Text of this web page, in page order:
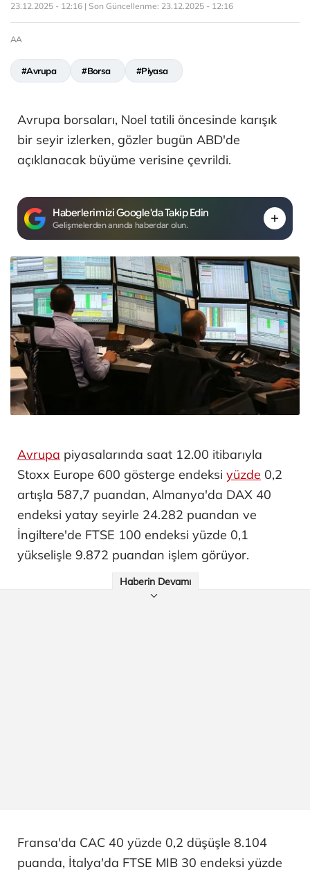
23.12.2025 - 12:16 | Son Güncellenme: 23.12.2025 - 12:16
AA
#Avrupa #Borsa #Piyasa
Avrupa borsaları, Noel tatili öncesinde karışık
bir seyir izlerken, gözler bugün ABD'de
açıklanacak büyüme verisine çevrildi.
Haberlerimizi Google'da Takip Edin
Gelişmelerden anında haberdar olun.
Avrupa piyasalarında saat 12.00 itibarıyla
Stoxx Europe 600 gösterge endeksi yüzde 0,2
artışla 587,7 puandan, Almanya'da DAX 40
endeksi yatay seyirle 24.282 puandan ve
İngiltere'de FTSE 100 endeksi yüzde 0,1
yükselişle 9.872 puandan işlem görüyor.
Haberin Devamı
Fransa'da CAC 40 yüzde 0,2 düşüşle 8.104
puanda, İtalya'da FTSE MIB 30 endeksi yüzde